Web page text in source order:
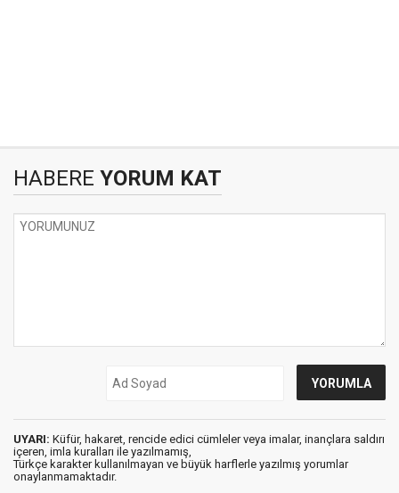
HABERE YORUM KAT
UYARI: Küfür, hakaret, rencide edici cümleler veya imalar, inançlara saldırı
içeren, imla kuralları ile yazılmamış,
Türkçe karakter kullanılmayan ve büyük harflerle yazılmış yorumlar
onaylanmamaktadır.